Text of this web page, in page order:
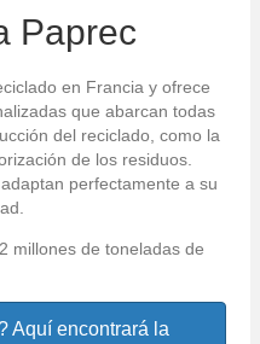
Paprec
en Francia y ofrece
que abarcan todas
del reciclado, como la
de los residuos.
perfectamente a su
millones de toneladas de
Aquí encontrará la